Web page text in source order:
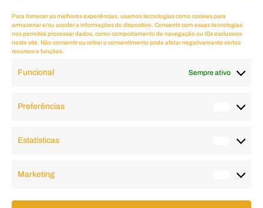
Para fornecer as melhores experiências, usamos tecnologias como cookies para
armazenar e/ou aceder a informações do dispositivo. Consentir com essas tecnologias
nos permitirá processar dados, como comportamento de navegação ou IDs exclusivos
neste site. Não consentir ou retirar o consentimento pode afetar negativamante certos
recursos e funções.
Funcional Sempre ativo
Preferências
Estatísticas
Marketing
Termos E Condições
Política De Privacidade
Política De Cookies
Contactos
2ªfeira a 6ªfeira